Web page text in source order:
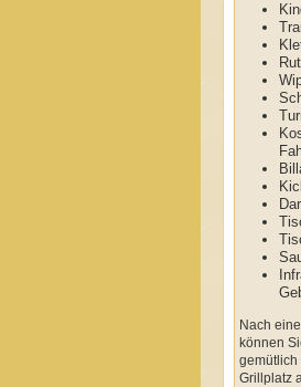
Nach
können
gemütlich
Grillplatz